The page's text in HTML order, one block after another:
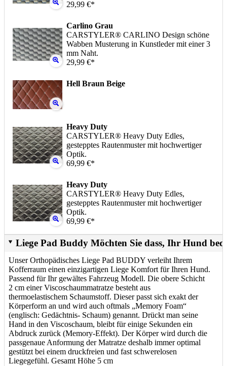
29,99 €*
Carlino Grau
CARSTYLER® CARLINO Design schöne
Wabben Musterung in Kunstleder mit einer 3
mm Naht.
29,99 €*
Hell Braun Beige
Heavy Duty
CARSTYLER® Heavy Duty Edles,
gestepptes Rautenmuster mit hochwertiger
Optik.
69,99 €*
Heavy Duty
CARSTYLER® Heavy Duty Edles,
gestepptes Rautenmuster mit hochwertiger
Optik.
69,99 €*
Liege Pad Buddy Möchten Sie dass, Ihr Hund
Unser Orthopädisches Liege Pad BUDDY verleiht Ihrem
Kofferraum einen einzigartigen Liege Komfort für Ihren Hund.
Passend für Ihr gewältes Fahrzeug Modell. Die obere Schicht
2 cm einer Viscoschaummatratze besteht aus
thermoelastischem Schaumstoff. Dieser passt sich exakt der
Körperform an und wird auch oftmals „Memory Foam“
(englisch: Gedächtnis- Schaum) genannt. Drückt man seine
Hand in den Viscoschaum, bleibt für einige Sekunden ein
Abdruck zurück (Memory-Effekt). Der Körper wird durch die
passgenaue Anformung der Matratze deshalb immer optimal
gestützt bei einem druckfreien und fast schwerelosen
Liegegefühl. Gesamt Höhe 5 cm